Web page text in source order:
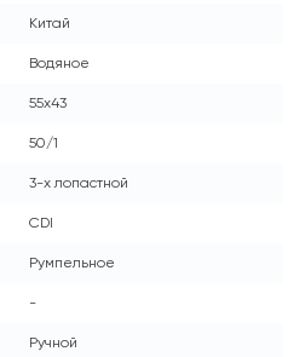
Китай
Водяное
55x43
50/1
3-х лопастной
CDI
Румпельное
-
Ручной